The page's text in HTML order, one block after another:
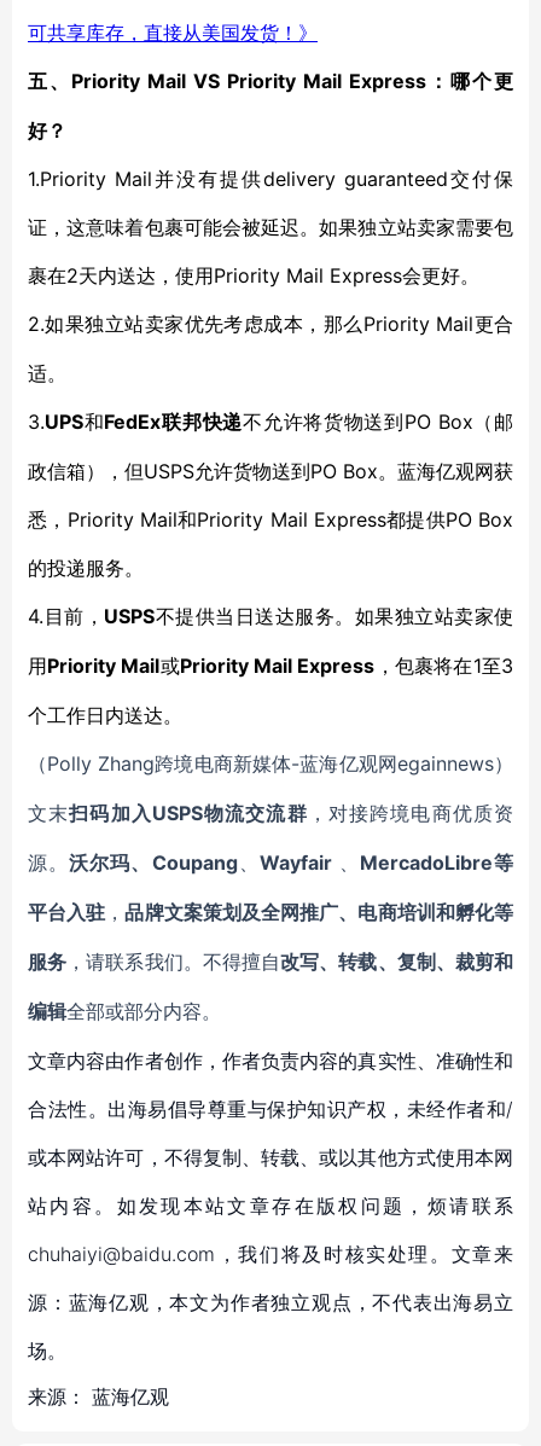
可共享库存，直接从美国发货！》
五、 Priority Mail VS Priority Mail Express：哪个更
好？
1.Priority Mail并没有提供delivery guaranteed交付保
证，这意味着包裹可能会被延迟。如果独立站卖家需要包
裹在2天内送达，使用Priority Mail Express会更好。
2.如果独立站卖家优先考虑成本，那么 Priority Mail更合
适。
3.UPS和FedEx联邦快递不允许将货物送到 PO Box（邮
政信箱），但USPS允许货物送到PO Box。蓝海亿观网获
悉，Priority Mail和Priority Mail Express都提供PO Box
的投递服务。
4. 目前， USPS不提供当日送达服务。如果独立站卖家使
用 Priority Mail或Priority Mail Express ，包裹将在1至3
个工作日内送达。
（Polly Zhang跨境电商新媒体-蓝海亿观网egainnews）
文末扫码加入 USPS物流交流群 ，对接跨境电商优质资
源。沃尔玛、 Coupang、 Wayfair MercadoLibre等
平台入驻 ，品牌文案策划及全网推广、电商培训和孵化等
服务 ，请联系我们。不得擅自改写、转载、复制、裁剪和
编辑全部或部分内容。
文章内容由作者创作，作者负责内容的真实性、准确性和
合法性。出海易倡导尊重与保护知识产权，未经作者和/
或本网站许可，不得复制、转载、或以其他方式使用本网
站内容。如发现本站文章存在版权问题，烦请联系
chuhaiyi@baidu.com，我们将及时核实处理。文章来
源：蓝海亿观，本文为作者独立观点，不代表出海易立
场。
来源： 蓝海亿观